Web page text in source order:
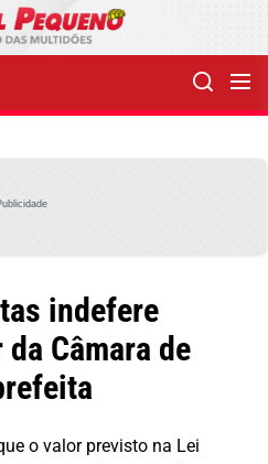
indefere
Câmara de
o valor previsto na Lei